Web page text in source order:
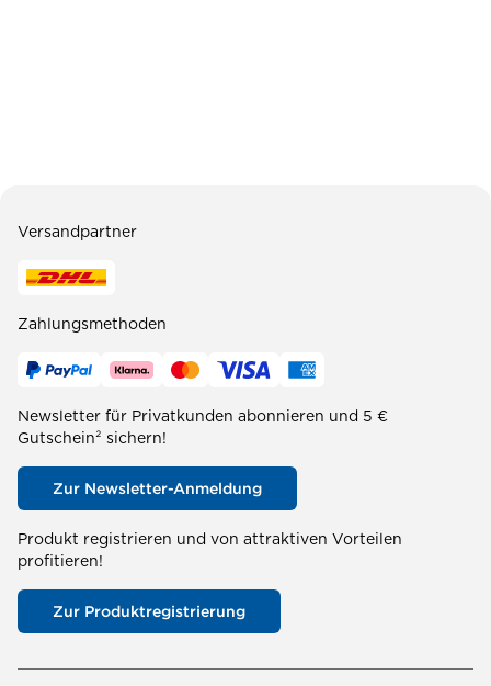
Versandpartner
Zahlungsmethoden
Newsletter für Privatkunden abonnieren und 5 €
Gutschein² sichern!
Zur Newsletter-Anmeldung
Produkt registrieren und von attraktiven Vorteilen
profitieren!
Zur Produktregistrierung